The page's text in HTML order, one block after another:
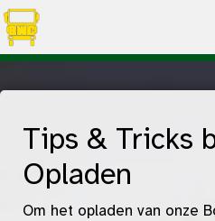
Tips & Tricks
Opladen
Om het opladen van onze